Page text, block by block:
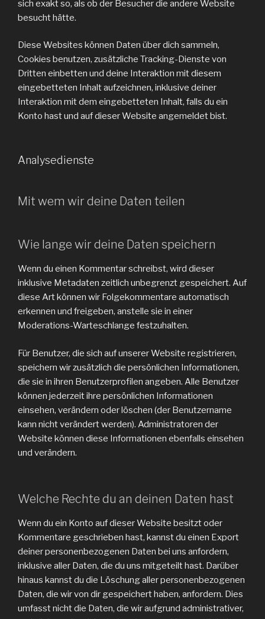
sich exakt so, als ob der Besucher die andere Website
besucht hätte.
Diese Websites können Daten über dich sammeln,
Cookies benutzen, zusätzliche Tracking-Dienste von
Dritten einbetten und deine Interaktion mit diesem
eingebetteten Inhalt aufzeichnen, inklusive deiner
Interaktion mit dem eingebetteten Inhalt, falls du ein
Konto hast und auf dieser Website angemeldet bist.
Analysedienste
Mit wem wir deine Daten teilen
Wie lange wir deine Daten speichern
Wenn du einen Kommentar schreibst, wird dieser
inklusive Metadaten zeitlich unbegrenzt gespeichert. Auf
diese Art können wir Folgekommentare automatisch
erkennen und freigeben, anstelle sie in einer
Moderations-Warteschlange festzuhalten.
Für Benutzer, die sich auf unserer Website registrieren,
speichern wir zusätzlich die persönlichen Informationen,
die sie in ihren Benutzerprofilen angeben. Alle Benutzer
können jederzeit ihre persönlichen Informationen
einsehen, verändern oder löschen (der Benutzername
kann nicht verändert werden). Administratoren der
Website können diese Informationen ebenfalls einsehen
und verändern.
Welche Rechte du an deinen Daten hast
Wenn du ein Konto auf dieser Website besitzt oder
Kommentare geschrieben hast, kannst du einen Export
deiner personenbezogenen Daten bei uns anfordern,
inklusive aller Daten, die du uns mitgeteilt hast. Darüber
hinaus kannst du die Löschung aller personenbezogenen
Daten, die wir von dir gespeichert haben, anfordern. Dies
umfasst nicht die Daten, die wir aufgrund administrativer,